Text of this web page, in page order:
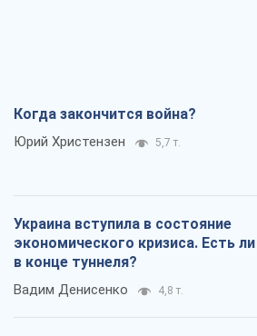
Когда закончится война?
Юрий Христензен 5,7 т.
Украина вступила в состояние
экономического кризиса. Есть
в конце туннеля?
Вадим Денисенко 4,8 т.